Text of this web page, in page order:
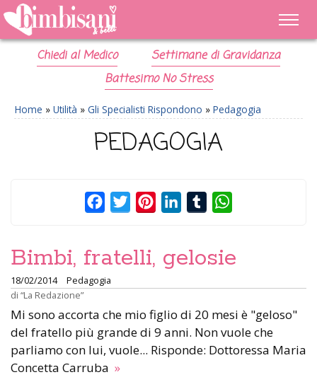
Chiedi al Medico
Settimane di Gravidanza
Battesimo No Stress
Home » Utilità » Gli Specialisti Rispondono » Pedagogia
PEDAGOGIA
FacebookTwitterPinterestLinkedInTumblr
Bimbi, fratelli, gelosie
18/02/2014
Pedagogia
di “La Redazione”
Mi sono accorta che mio figlio di 20 mesi è "geloso"
del fratello più grande di 9 anni. Non vuole che
parliamo con lui, vuole... Risponde: Dottoressa Maria
Concetta Carruba »